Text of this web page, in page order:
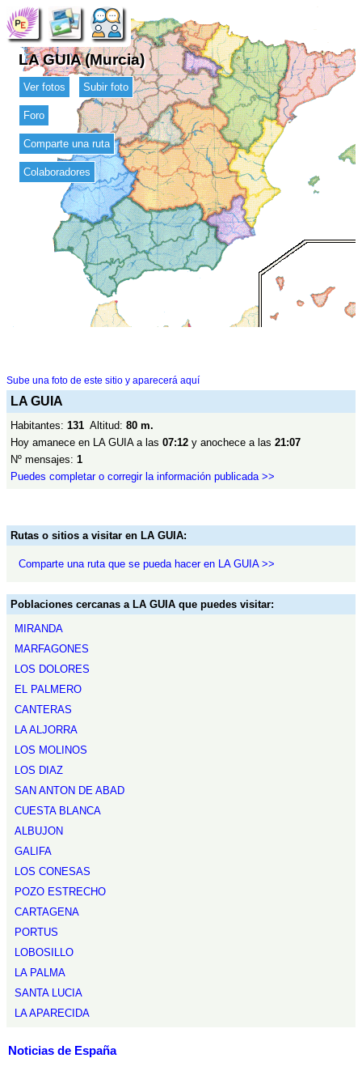
LA GUIA (Murcia)
Ver fotos Subir foto
Foro
Comparte una ruta
Colaboradores
Sube una foto de este sitio y aparecerá aquí
LA GUIA
Habitantes: 131 Altitud: 80 m.
Hoy amanece en LA GUIA a las 07:12 y anochece a las 21:07
Nº mensajes: 1
Puedes completar o corregir la información publicada >>
Rutas o sitios a visitar en LA GUIA:
Comparte una ruta que se pueda hacer en LA GUIA >>
Poblaciones cercanas a LA GUIA que puedes visitar:
MIRANDA
MARFAGONES
LOS DOLORES
EL PALMERO
CANTERAS
LA ALJORRA
LOS MOLINOS
LOS DIAZ
SAN ANTON DE ABAD
CUESTA BLANCA
ALBUJON
GALIFA
LOS CONESAS
POZO ESTRECHO
CARTAGENA
PORTUS
LOBOSILLO
LA PALMA
SANTA LUCIA
LA APARECIDA
Noticias de España